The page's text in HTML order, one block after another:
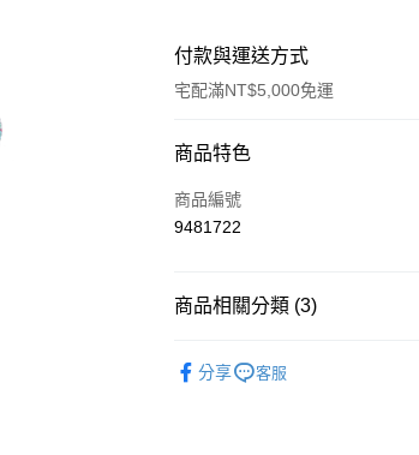
付款與運送方式
宅配滿NT$5,000免運
付款方式
信用卡一次付款
商品特色
商品編號
9481722
商品相關分類 (3)
分享 客服